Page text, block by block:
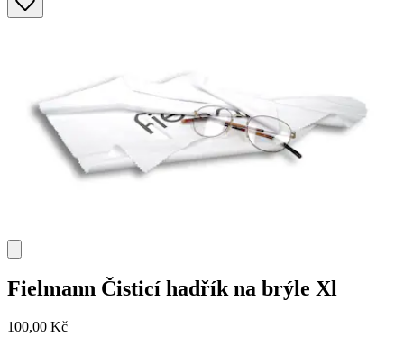
Fielmann Čisticí hadřík na brýle Xl
100,00 Kč